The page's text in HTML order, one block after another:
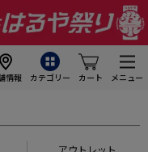
情報 カテゴリー カート メニュー
アウトレット